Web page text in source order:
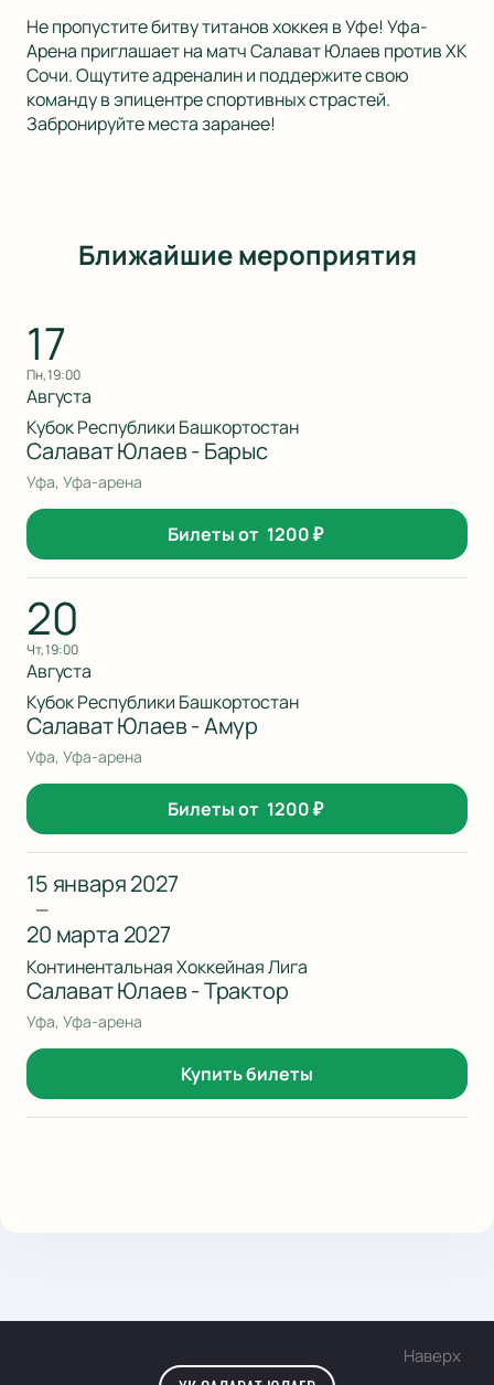
Не пропустите битву титанов хоккея в Уфе! Уфа-
Арена приглашает на матч Салават Юлаев против ХК
Сочи. Ощутите адреналин и поддержите свою
команду в эпицентре спортивных страстей.
Забронируйте места заранее!
Ближайшие мероприятия
17
пн, 19:00
Августа
Кубок Республики Башкортостан
Салават Юлаев - Барыс
Уфа, Уфа-арена
Билеты от 1200₽
20
чт, 19:00
Августа
Кубок Республики Башкортостан
Салават Юлаев - Амур
Уфа, Уфа-арена
Билеты от 1200₽
15 января 2027
—
20 марта 2027
Континентальная Хоккейная Лига
Салават Юлаев - Трактор
Уфа, Уфа-арена
Купить билеты
Наверх